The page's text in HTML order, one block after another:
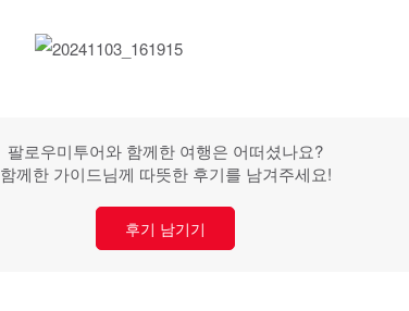
팔로우미투어와 함께한 여행은 어떠셨나요?
함께한 가이드님께 따뜻한 후기를 남겨주세요!
후기 남기기